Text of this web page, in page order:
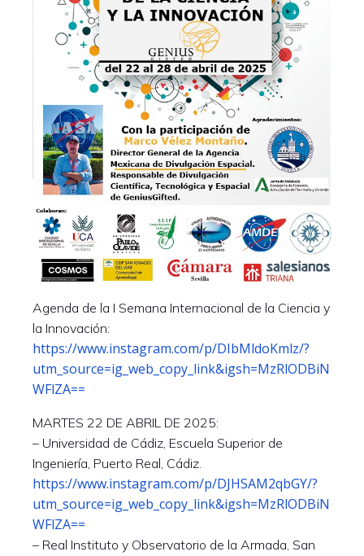
Agenda de la I Semana Internacional de la Ciencia y
la Innovación:
https://www.instagram.com/p/DIbMldoKmlz/?
utm_source=ig_web_copy_link&igsh=MzRlODBiN
WFlZA==
MARTES 22 DE ABRIL DE 2025:
– Universidad de Cádiz, Escuela Superior de
Ingeniería, Puerto Real, Cádiz.
https://www.instagram.com/p/DJHSAM2qbGY/?
utm_source=ig_web_copy_link&igsh=MzRlODBiN
WFlZA==
– Real Instituto y Observatorio de la Armada, San